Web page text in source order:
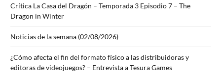
Crítica La Casa del Dragón – Temporada 3 Episodio 7 – The
Dragon in Winter
Noticias de la semana (02/08/2026)
¿Cómo afecta el fin del formato físico a las distribuidoras y
editoras de videojuegos? – Entrevista a Tesura Games